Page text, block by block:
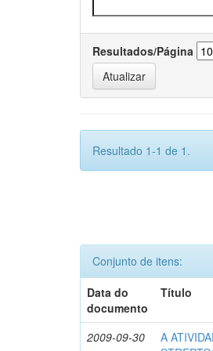
Resultados/Página
Resultado 1-1 de 1.
Conjunto de itens:
Data do
documento
Título
2009-09-30
A